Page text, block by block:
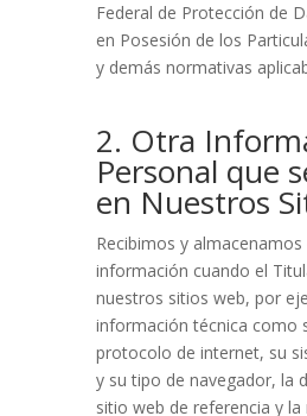
Federal de Protección de
en Posesión de los
y demás normativas
2. Otra
Personal que
en Nuestros
Recibimos y almacenamos
información cuando el
nuestros sitios web, por
información técnica como
protocolo de internet, su
y su tipo de navegador, la
sitio web de referencia y la